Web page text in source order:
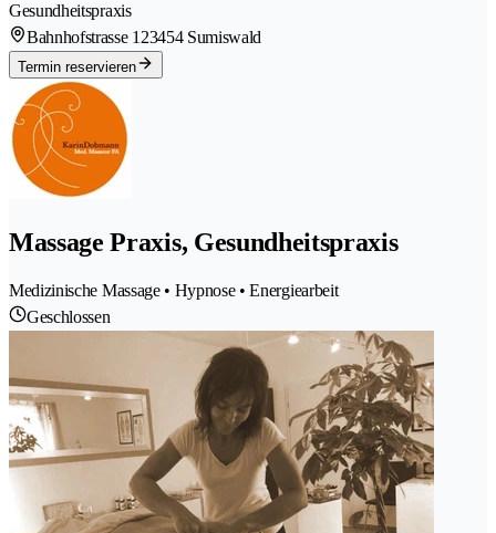
Gesundheitspraxis
Bahnhofstrasse 123454 Sumiswald
Termin reservieren
Massage Praxis, Gesundheitspraxis
Medizinische Massage • Hypnose • Energiearbeit
Geschlossen